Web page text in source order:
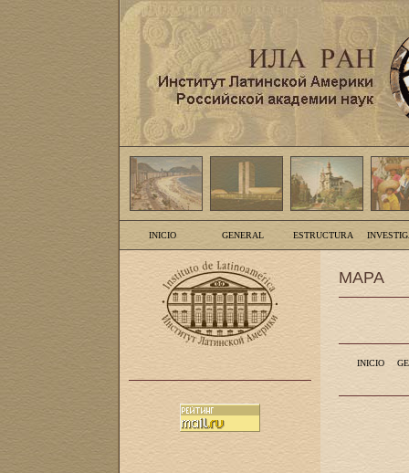
INICIO GENERAL ESTRUCTURA
MAPA
INICIO